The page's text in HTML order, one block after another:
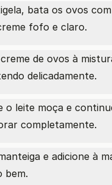
bata os ovos
fofo e claro.
de ovos à
delicadamente.
o leite moça e
completamente.
e adicione à
bem.